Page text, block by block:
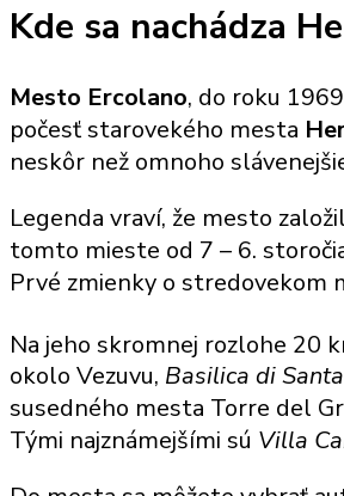
Kde sa nachádza
Mesto Ercolano, do roku
počesť starovekého mesta
neskôr než omnoho
Legenda vraví, že mesto
tomto mieste od 7 – 6.
Prvé zmienky o stredovekom
Na jeho skromnej rozlohe 20
okolo Vezuvu, Basilica di
susedného mesta Torre del
Tými najznámejšími sú Villa